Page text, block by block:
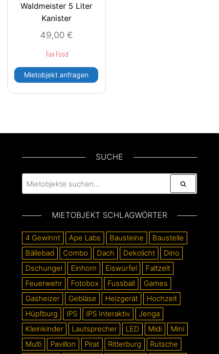
Waldmeister 5 Liter
Kanister
49,00 €
Fun Food
Mietobjekt anfragen
SUCHE
MIETOBJEKT SCHLAGWÖRTER
4 Gewinnt Ape Labs Bausteine
Baustelle
Bällebad
Combo Dach Dekolicht
Dino
Dschungel
Einhorn Eiswürfel
Faltzelt
Feuerwehr
Fotobox Fussball
Games
Gasheizer
Gebläse Heizgerät
Hochzeit
Hüpfburg
IPS IPS Interaktiv
Jenga
Kleinkinder
Lautsprecher LED Midi
Mini
Multi
Pavillon Pirat Ritterburg
Rutsche